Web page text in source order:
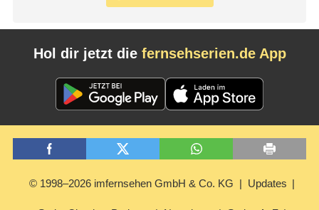
Hol dir jetzt die fernsehserien.de App
© 1998–2026 imfernsehen GmbH & Co. KG Updates